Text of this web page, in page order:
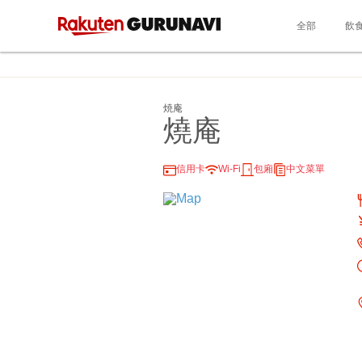
全部 飲
焼庵
燒庵
信用卡 Wi-Fi 包廂 中文菜單